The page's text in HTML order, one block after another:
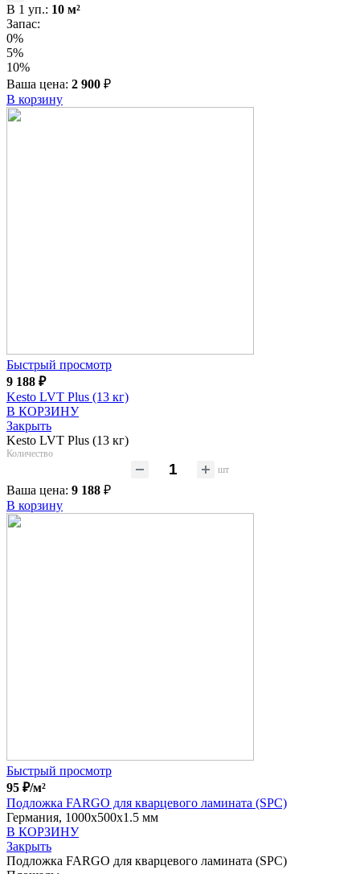
В 1 уп.: 10 м²
Запас:
0%
5%
10%
Ваша цена: 2 900 ₽
В корзину
Быстрый просмотр
9 188 ₽
Kesto LVT Plus (13 кг)
В КОРЗИНУ
Закрыть
Kesto LVT Plus (13 кг)
Количество
шт
Ваша цена: 9 188 ₽
В корзину
Быстрый просмотр
95 ₽/м²
Подложка FARGO для кварцевого ламината (SPC)
Германия, 1000x500x1.5 мм
В КОРЗИНУ
Закрыть
Подложка FARGO для кварцевого ламината (SPC)